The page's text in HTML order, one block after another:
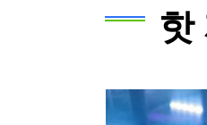
핫